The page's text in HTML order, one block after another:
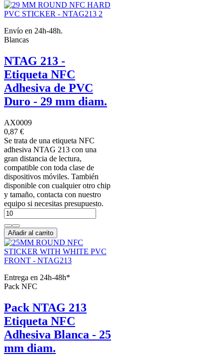
Envío en 24h-48h.
Blancas
NTAG 213 -
Etiqueta NFC
Adhesiva de PVC
Duro - 29 mm diam.
AX0009
0,87 €
Se trata de una etiqueta NFC
adhesiva NTAG 213 con una
gran distancia de lectura,
compatible con toda clase de
dispositivos móviles. También
disponible con cualquier otro chip
y tamaño, contacta con nuestro
equipo si necesitas presupuesto.
Añadir al carrito
Entrega en 24h-48h*
Pack NFC
Pack NTAG 213
Etiqueta NFC
Adhesiva Blanca - 25
mm diam.